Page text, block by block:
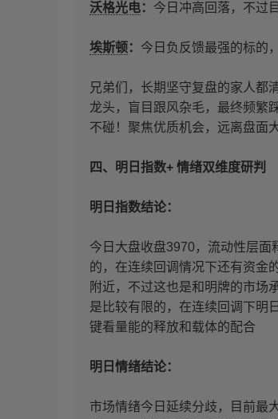
沃格光电： 今日冲高回落，不过
埃斯顿： 今日负反馈最强的标的
兄弟们，长期坚守复盘的家人都
龙头，盲目跟风杂毛，最终频繁
不碰！聚焦优质机会，远离盘面
四、明日指数+ 情绪双维度研判
明日指数结论：
今日大盘收盘3970，流动性层
的，在连续回调情况下还有资金
附近，不过这也是和明牌的市场
是比较有限的，在连续回调下明
键看量能的释放和载体的配合
明日情绪结论：
市场情绪今日延续分歧，目前最